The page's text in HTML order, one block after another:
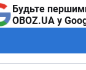
Будьте
OBOZ.UA у